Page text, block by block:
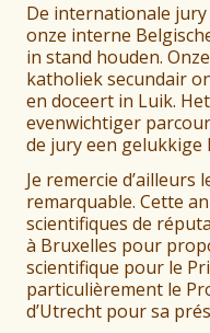
De internationale
onze interne
in stand houden.
katholiek secundair
en doceert in Luik.
evenwichtiger
de jury een gelukkige
Je remercie
remarquable. Cette
scientifiques de
à Bruxelles pour
scientifique pour le
particulièrement le
d’Utrecht pour sa